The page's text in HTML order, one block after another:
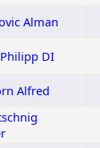
Alman
DI
Alfred